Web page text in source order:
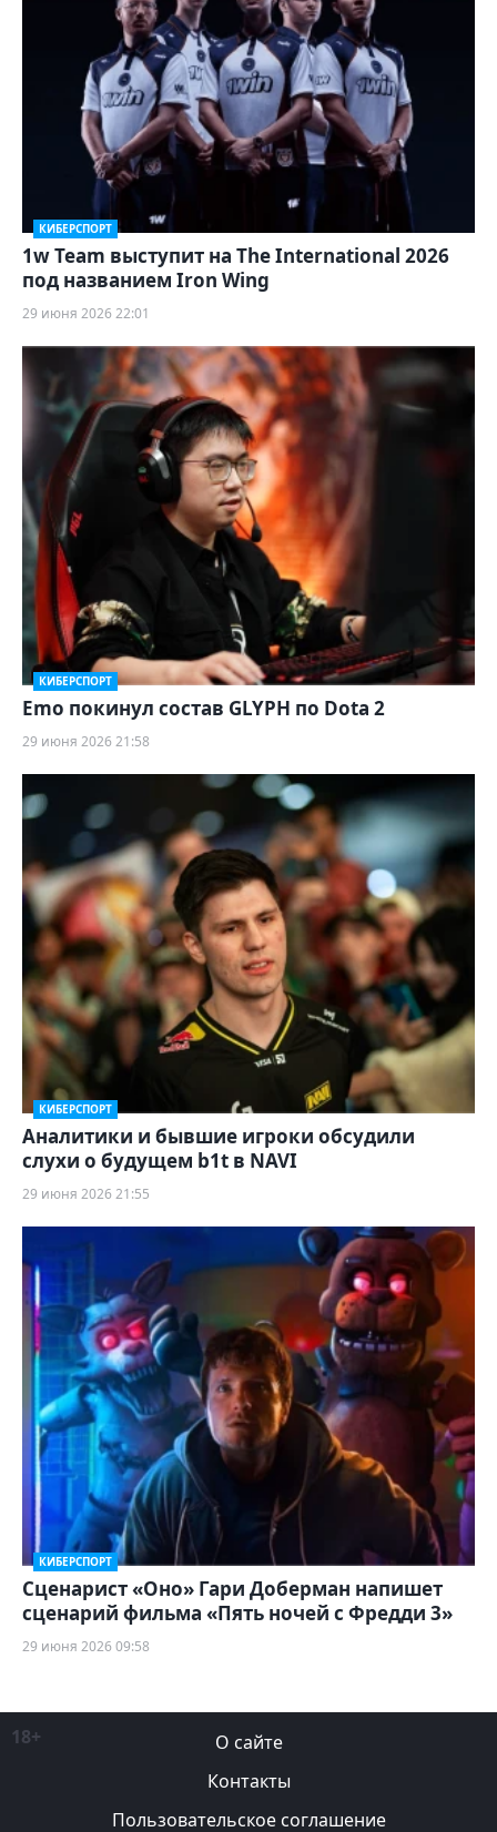
КИБЕРСПОРТ
1w Team выступит на The International 2026
под названием Iron Wing
29 июня 2026 22:01
КИБЕРСПОРТ
Emo покинул состав GLYPH по Dota 2
29 июня 2026 21:58
КИБЕРСПОРТ
Аналитики и бывшие игроки обсудили
слухи о будущем b1t в NAVI
29 июня 2026 21:55
КИБЕРСПОРТ
Сценарист «Оно» Гари Доберман напишет
сценарий фильма «Пять ночей с Фредди 3»
29 июня 2026 09:58
18+
О сайте
Контакты
Пользовательское соглашение